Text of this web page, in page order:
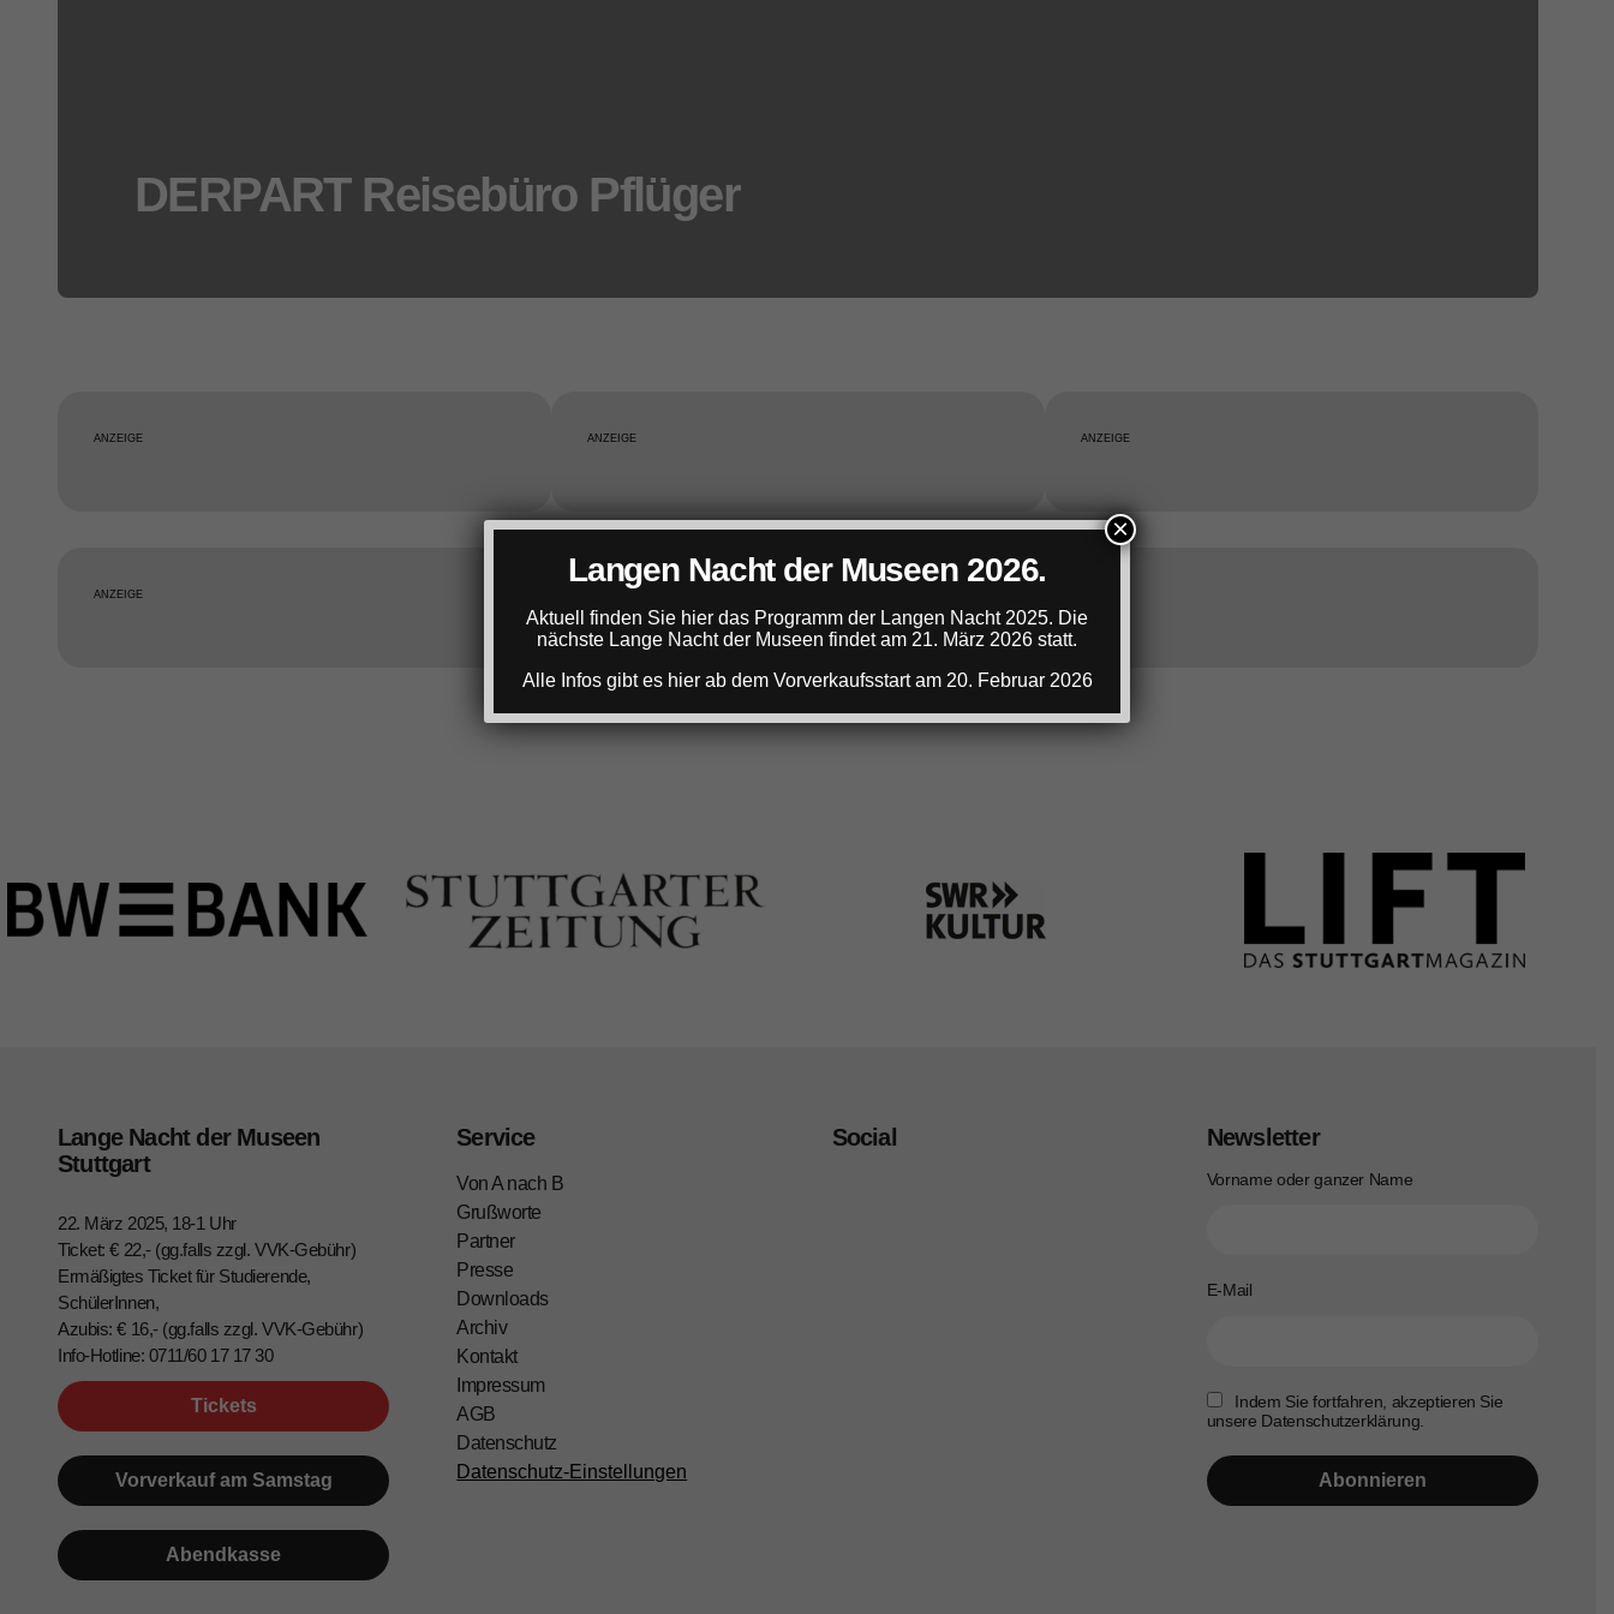
DERPART Reisebüro Pflüger
ANZEIGE ANZEIGE ANZEIGE
ANZEIGE
Lange Nacht der Museen
Stuttgart
22. März 2025, 18-1 Uhr
Ticket: € 22,- (gg.falls zzgl. VVK-Gebühr)
Ermäßigtes Ticket für Studierende,
SchülerInnen,
Azubis: € 16,- (gg.falls zzgl. VVK-Gebühr)
Info-Hotline: 0711/60 17 17 30
Tickets
Vorverkauf am Samstag
Abendkasse
Service
Von A nach B
Grußworte
Partner
Presse
Downloads
Archiv
Kontakt
Impressum
AGB
Datenschutz
Datenschutz-Einstellungen
Social Newsletter
Vorname oder ganzer Name
E-Mail
Indem Sie fortfahren, akzeptieren Sie
unsere Datenschutzerklärung.
Langen Nacht der Museen 2026.
Aktuell finden Sie hier das Programm der Langen Nacht 2025. Die
nächste Lange Nacht der Museen findet am 21. März 2026 statt.
Alle Infos gibt es hier ab dem Vorverkaufsstart am 20. Februar 2026
×